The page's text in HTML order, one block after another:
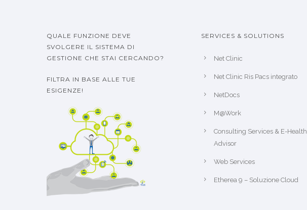
QUALE FUNZIONE DEVE
SVOLGERE IL SISTEMA DI
GESTIONE CHE STAI CERCANDO?
FILTRA IN BASE ALLE TUE
ESIGENZE!
SERVICES & SOLUTIONS
Net Clinic
Net Clinic Ris Pacs integrato
NetDocs
M@Work
Consulting Services & E-Health
Advisor
Web Services
Etherea 9 – Soluzione Cloud